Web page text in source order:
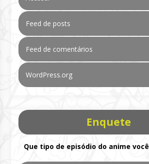
Feed de posts
Feed de comentários
WordPress.org
Enquete
Que tipo de episódio do anime